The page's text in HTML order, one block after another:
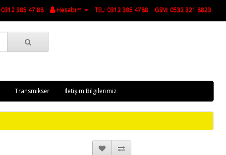
0312 385 47 88 Hesabım TEL: 0312 385 4788 GSM: 0532 321 8823
Transmikser İletişim Bilgilerimiz